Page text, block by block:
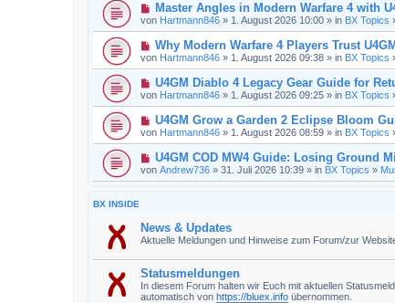
Master Angles in Modern Warfare 4 with
von Hartmann846 » 1. August 2026 10:00 » in BX Topics
Why Modern Warfare 4 Players Trust
von Hartmann846 » 1. August 2026 09:38 » in BX Topics
U4GM Diablo 4 Legacy Gear Guide for
von Hartmann846 » 1. August 2026 09:25 » in BX Topics
U4GM Grow a Garden 2 Eclipse Bloom
von Hartmann846 » 1. August 2026 08:59 » in BX Topics
U4GM COD MW4 Guide: Losing Ground
von Andrew736 » 31. Juli 2026 10:39 » in BX Topics »
BX INSIDE
News & Updates
Aktuelle Meldungen und Hinweise zum Forum/zur
Statusmeldungen
In diesem Forum halten wir Euch mit aktuellen
automatisch von https://bluex.info übernommen.